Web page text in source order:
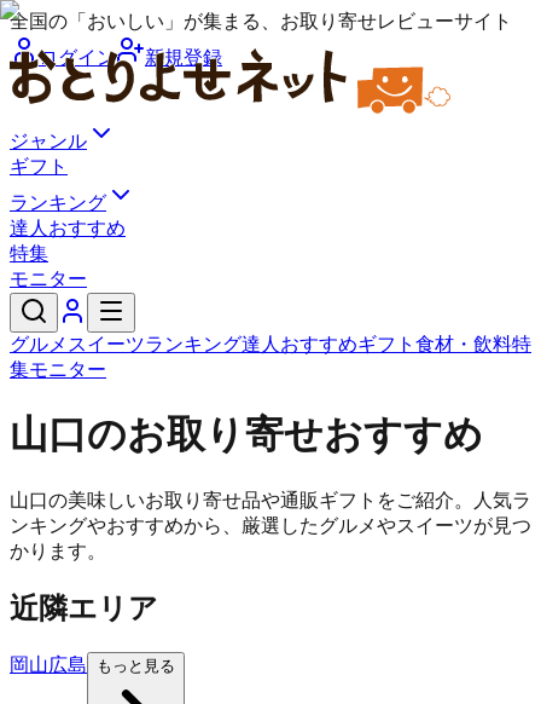
全国の「おいしい」が集まる、お取り寄せレビューサイト
ログイン
新規登録
ジャンル
ギフト
ランキング
達人おすすめ
特集
モニター
グルメ スイーツランキング達人おすすめギフト 食材・飲料特
集モニター
山口のお取り寄せおすすめ
山口の美味しいお取り寄せ品や通販ギフトをご紹介。人気ラ
ンキングやおすすめから、厳選したグルメやスイーツが見つ
かります。
近隣エリア
岡山広島 もっと見る